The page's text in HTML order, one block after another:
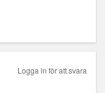
Logga in för att svara